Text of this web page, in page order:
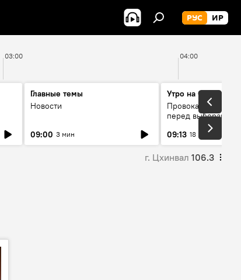
РУС ИР
03:00 04:00
Главные темы
Новости
09:00 3 мин
Утро на Спутнике
Провокации со
перед выборами в
09:13 18 мин
г. Цхинвал 106.3